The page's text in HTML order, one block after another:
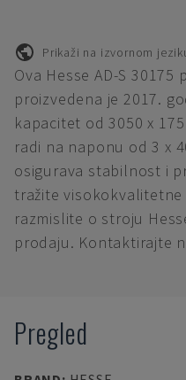
Prikaži na izvornom
Ova Hesse AD-S 30175
proizvedena je 2017.
kapacitet od 3050 x
radi na naponu od 3 x
osigurava stabilnost i
tražite
razmislite o stroju
prodaju. Kontaktirajte
Pregled